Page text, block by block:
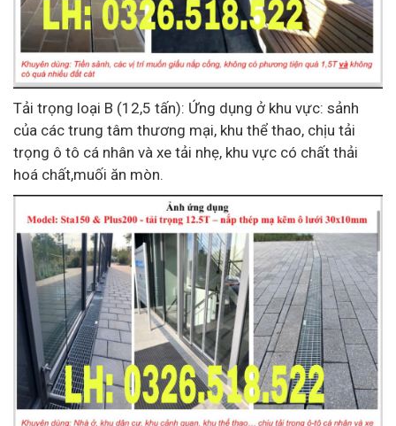
Tải trọng loại B (12,5 tấn): Ứng dụng ở khu vực: sảnh
của các trung tâm thương mại, khu thể thao, chịu tải
trọng ô tô cá nhân và xe tải nhẹ, khu vực có chất thải
hoá chất,muối ăn mòn.